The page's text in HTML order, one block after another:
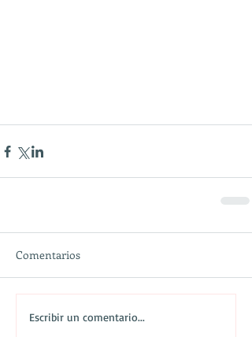
Comentarios
Escribir un comentario...